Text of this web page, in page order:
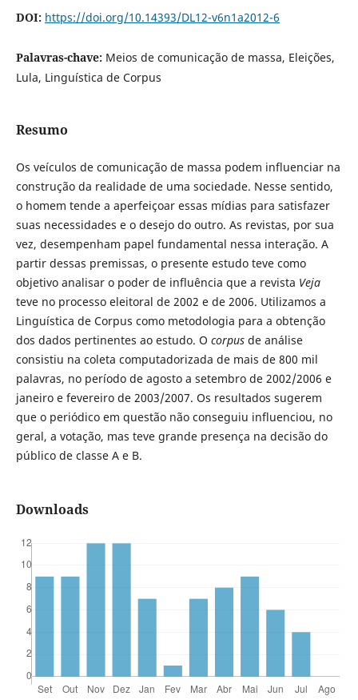
DOI: https://doi.org/10.14393/DL12-v6n1a2012-6
Palavras-chave: Meios de comunicação de massa, Eleições,
Lula, Linguística de Corpus
Resumo
Os veículos de comunicação de massa podem influenciar na
construção da realidade de uma sociedade. Nesse sentido,
o homem tende a aperfeiçoar essas mídias para satisfazer
suas necessidades e o desejo do outro. As revistas, por sua
vez, desempenham papel fundamental nessa interação. A
partir dessas premissas, o presente estudo teve como
objetivo analisar o poder de influência que a revista Veja
teve no processo eleitoral de 2002 e de 2006. Utilizamos a
Linguística de Corpus como metodologia para a obtenção
dos dados pertinentes ao estudo. O corpusde análise
consistiu na coleta computadorizada de mais de 800 mil
palavras, no período de agosto a setembro de 2002/2006 e
janeiro e fevereiro de 2003/2007. Os resultados sugerem
que o periódico em questão não conseguiu influenciou, no
geral, a votação, mas teve grande presença na decisão do
público de classe A e B.
Downloads